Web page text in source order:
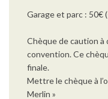
Garage et parc : 50€
Chèque de caution à
convention. Ce
finale.
Mettre le chèque à
Merlin »